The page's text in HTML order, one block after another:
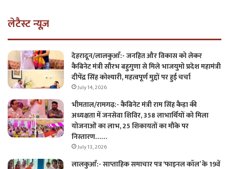
लेटैस्ट न्यूज़
देहरादून/लालकुआँ:- जनहित और विकास को लेकर
कैबिनेट मंत्री सौरभ बहुगुणा से मिले भाजयुमो प्रदेश महामंत्री
दीपेंद्र सिंह कोश्यारी, महत्वपूर्ण मुद्दों पर हुई चर्चा
July 14, 2026
भीमताल/रामगढ़:- कैबिनेट मंत्री राम सिंह कैड़ा की
अध्यक्षता में जनसेवा शिविर, 358 लाभार्थियों को मिला
योजनाओं का लाभ, 25 शिकायतों का मौके पर
निस्तारण……
July 13, 2026
लालकुआँ:- साप्ताहिक समाचार पत्र ‘फाइनल कॉल’ के 19वें